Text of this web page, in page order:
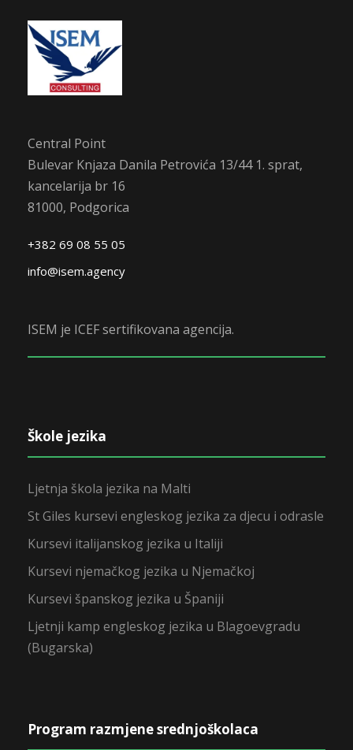
Central Point
Bulevar Knjaza Danila Petrovića 13/44 1. sprat,
kancelarija br 16
81000, Podgorica
+382 69 08 55 05
info@isem.agency
ISEM je ICEF sertifikovana agencija.
Škole jezika
Ljetnja škola jezika na Malti
St Giles kursevi engleskog jezika za djecu i odrasle
Kursevi italijanskog jezika u Italiji
Kursevi njemačkog jezika u Njemačkoj
Kursevi španskog jezika u Španiji
Ljetnji kamp engleskog jezika u Blagoevgradu
(Bugarska)
Program razmjene srednjoškolaca